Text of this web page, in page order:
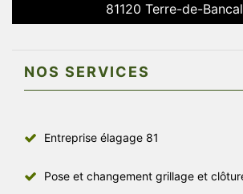
81120 Terre-de-
NOS SERVICES
Entreprise élagage 81
Pose et changement grillage et